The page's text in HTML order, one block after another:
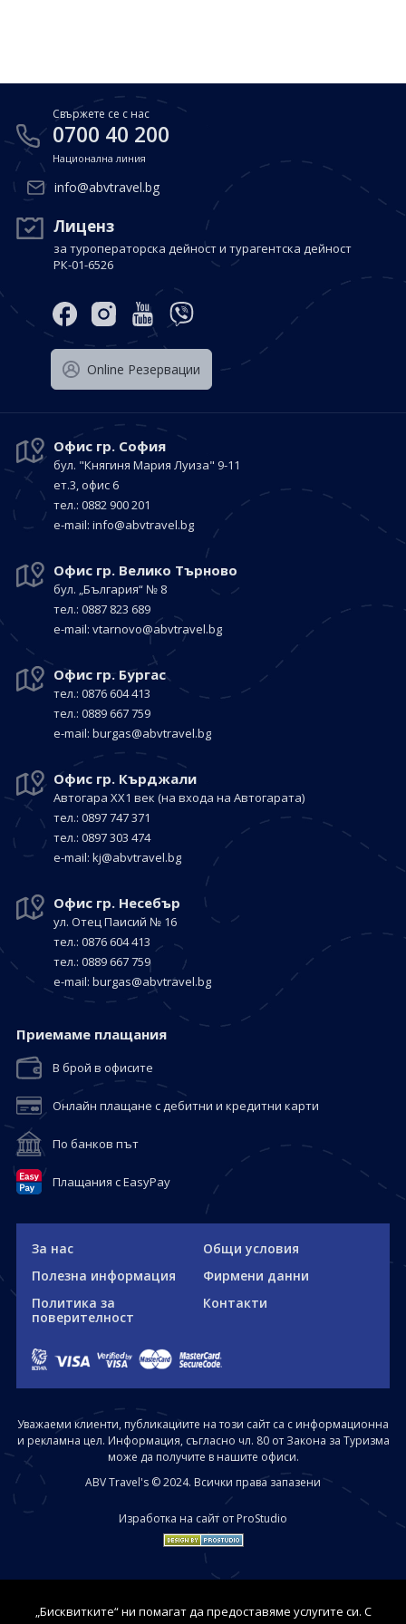
Почивки в Италия
Почивки в Доминиканска република
Почивки в Дубай
Почивка в Мексико
Политика за поверителност
Контакти
Вход за агенти
Свържете се с нас
0700 40 200
Свържете се с нас
0700 40 200
Национална линия
info@abvtravel.bg
Лиценз
за туроператорска дейност и турагентска дейност
РК-01-6526
Оnline Резервации
Офис гр. София
бул. "Княгиня Мария Луиза" 9-11
ет.3, офис 6
тел.: 0882 900 201
е-mail: info@abvtravel.bg
Офис гр. Велико Търново
бул. „България“ № 8
тел.: 0887 823 689
е-mail: vtarnovo@abvtravel.bg
Офис гр. Бургас
тел.: 0876 604 413
тел.: 0889 667 759
е-mail: burgas@abvtravel.bg
Офис гр. Кърджали
Автогара ХХ1 век (на входа на Автогарата)
тел.: 0897 747 371
тел.: 0897 303 474
е-mail: kj@abvtravel.bg
Офис гр. Несебър
ул. Отец Паисий № 16
тел.: 0876 604 413
тел.: 0889 667 759
е-mail: burgas@abvtravel.bg
Приемaме плащания
В брой в офисите
Онлайн плащане с дебитни и кредитни карти
По банков път
Плащания с EasyPay
За нас
Общи условия
Полезна информация
Фирмени данни
Политика за
поверителност
Контакти
Уважаеми клиенти, публикациите на този сайт са с информационна
и рекламна цел. Информация, съгласно чл. 80 от Закона за Туризма
може да получите в нашите офиси.
ABV Travel's © 2024. Всички права запазени
Изработка на сайт от ProStudio
„Бисквитките“ ни помагат да предоставяме услугите си. С